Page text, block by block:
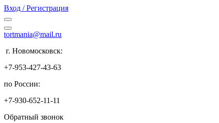
Вход / Регистрация
tortmania@mail.ru
г. Новомосковск:
+7-953-427-43-63
по России:
+7-930-652-11-11
Обратный звонок